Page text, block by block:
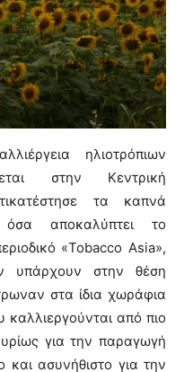
ηλιοτρόπιων
στην Κεντρική
τα καπνά
αποκαλύπτει το
«Tobacco Asia»,
υπάρχουν στην θέση
στα ίδια χωράφια
καλλιεργούνται από πιο
για την παραγωγή
και ασυνήθιστο για την